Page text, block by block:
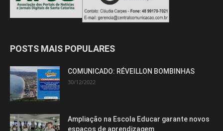
POSTS MAIS POPULARES
COMUNICADO: RÉVEILLON BOMBINHAS
30/12/2022
Ampliação na Escola Educar garante novos
espaços de aprendizagem